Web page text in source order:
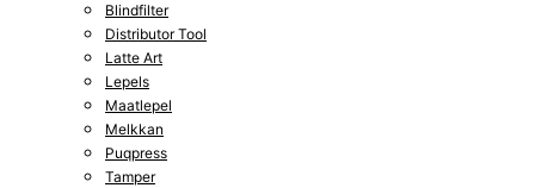
Blindfilter
Distributor Tool
Latte Art
Lepels
Maatlepel
Melkkan
Puqpress
Tamper